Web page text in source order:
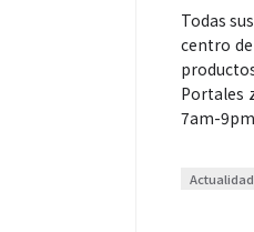
Todas
centro
Portales
7am-
Actualidad